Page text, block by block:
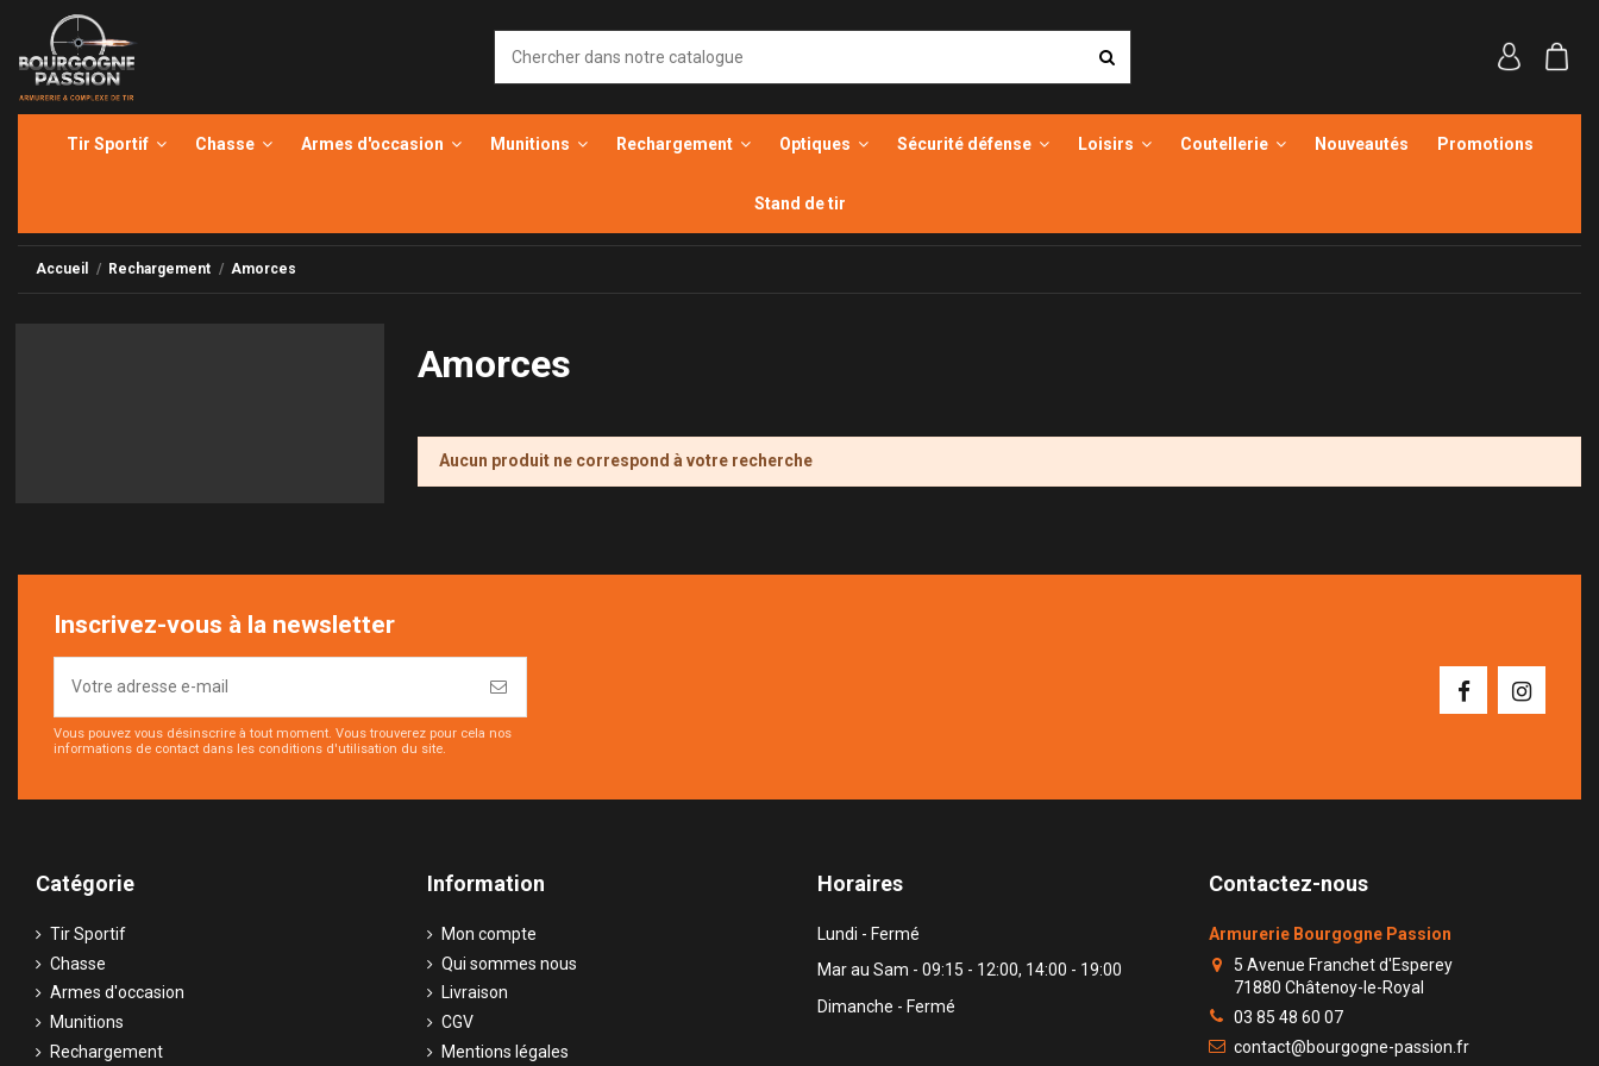
Tir Sportif Chasse Armes d'occasion Munitions Rechargement Optiques Sécurité défense Loisirs Coutellerie Nouveautés Promotions
Stand de tir
Accueil Rechargement Amorces
Amorces
Aucun produit ne correspond à votre recherche
Inscrivez-vous à la newsletter
Vous pouvez vous désinscrire à tout moment. Vous trouverez pour cela nos
informations de contact dans les conditions d'utilisation du site.
Catégorie
Tir Sportif
Chasse
Armes d'occasion
Munitions
Rechargement
Information
Mon compte
Qui sommes nous
Livraison
CGV
Mentions légales
Horaires
Lundi - Fermé
Mar au Sam - 09:15 - 12:00, 14:00 - 19:00
Dimanche - Fermé
Contactez-nous
Armurerie Bourgogne Passion
5 Avenue Franchet d'Esperey
71880 Châtenoy-le-Royal
03 85 48 60 07
contact@bourgogne-passion.fr